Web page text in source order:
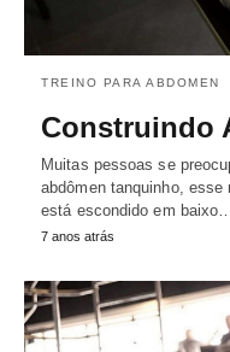
TREINO PARA ABDOMEN
Construindo
Muitas pessoas se
abdômen tanquinho,
está escondido em
7 anos atrás